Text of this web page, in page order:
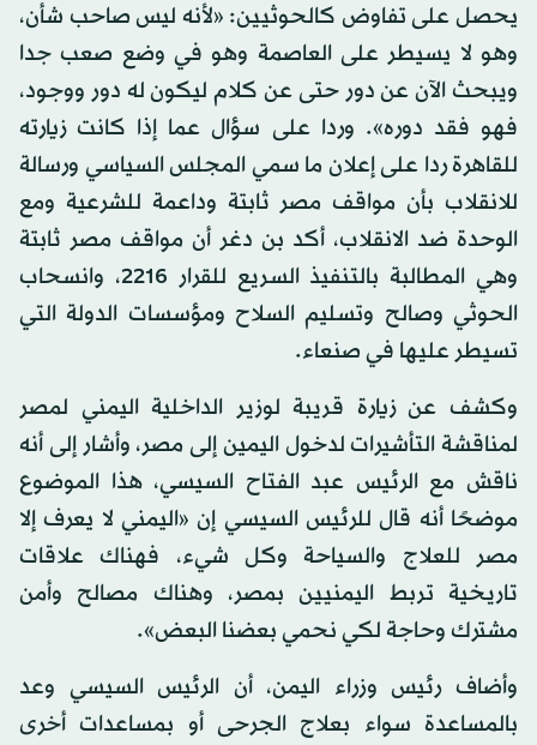
يحصل على تفاوض كالحوثيين: «لأنه ليس صاحب شأن،
وهو لا يسيطر على العاصمة وهو في وضع صعب جدا
ويبحث الآن عن دور حتى عن كلام ليكون له دور ووجود،
فهو فقد دوره». وردا على سؤال عما إذا كانت زيارته
للقاهرة ردا على إعلان ما سمي المجلس السياسي ورسالة
للانقلاب بأن مواقف مصر ثابتة وداعمة للشرعية ومع
الوحدة ضد الانقلاب، أكد بن دغر أن مواقف مصر ثابتة
وهي المطالبة بالتنفيذ السريع للقرار 2216، وانسحاب
الحوثي وصالح وتسليم السلاح ومؤسسات الدولة التي
تسيطر عليها في صنعاء.
وكشف عن زيارة قريبة لوزير الداخلية اليمني لمصر
لمناقشة التأشيرات لدخول اليمين إلى مصر، وأشار إلى أنه
ناقش مع الرئيس عبد الفتاح السيسي، هذا الموضوع
موضحًا أنه قال للرئيس السيسي إن «اليمني لا يعرف إلا
مصر للعلاج والسياحة وكل شيء، فهناك علاقات
تاريخية تربط اليمنيين بمصر، وهناك مصالح وأمن
مشترك وحاجة لكي نحمي بعضنا البعض».
وأضاف رئيس وزراء اليمن، أن الرئيس السيسي وعد
بالمساعدة سواء بعلاج الجرحى أو بمساعدات أخرى